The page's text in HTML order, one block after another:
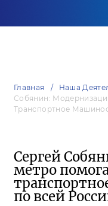
Главная Наша
Собянин:
Транспортное
Сергей
метро
по всей